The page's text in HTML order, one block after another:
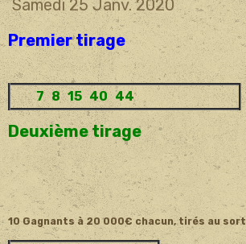
Samedi 25 Janv.2020
Premier tirage
Deuxième tirage
7 8 15 40 44
10 Gagnants à 20 000€ chacun, tirés au sort